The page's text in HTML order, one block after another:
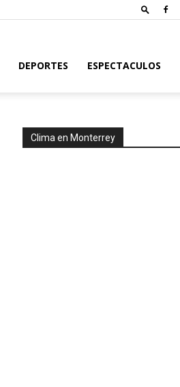
DEPORTES ESPECTACULOS
Clima en Monterrey